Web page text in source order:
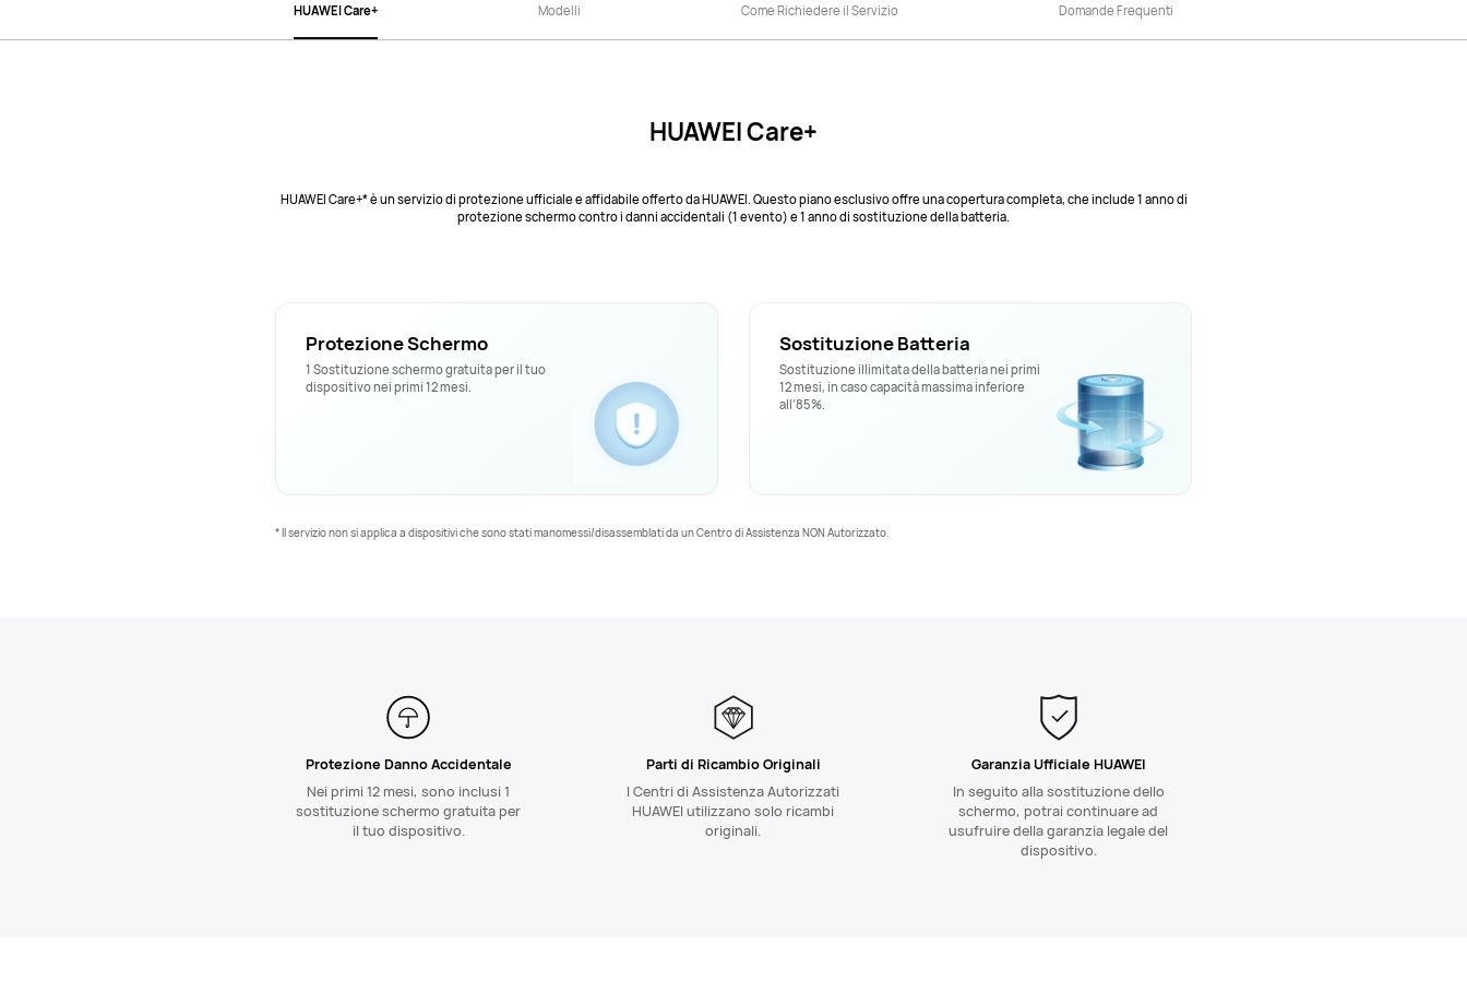
HUAWEI Care+ Modelli Come Richiedere il Servizio Domande Frequenti
HUAWEI Care+
HUAWEI Care+* è un servizio di protezione ufficiale e affidabile offerto da HUAWEI. Questo piano esclusivo offre una copertura completa, che include 1 anno di
protezione schermo contro i danni accidentali (1 evento) e 1 anno di sostituzione della batteria.
Protezione Schermo
1 Sostituzione schermo gratuita per il tuo
dispositivo nei primi 12 mesi.
Sostituzione Batteria
Sostituzione illimitata della batteria nei primi
12 mesi, in caso capacità massima inferiore
all’85%.
* Il servizio non si applica a dispositivi che sono stati manomessi/disassemblati da un Centro di Assistenza NON Autorizzato.
Protezione Danno Accidentale
Nei primi 12 mesi, sono inclusi 1
sostituzione schermo gratuita per
il tuo dispositivo.
Parti di Ricambio Originali
I Centri di Assistenza Autorizzati
HUAWEI utilizzano solo ricambi
originali.
Garanzia Ufficiale HUAWEI
In seguito alla sostituzione dello
schermo, potrai continuare ad
usufruire della garanzia legale del
dispositivo.